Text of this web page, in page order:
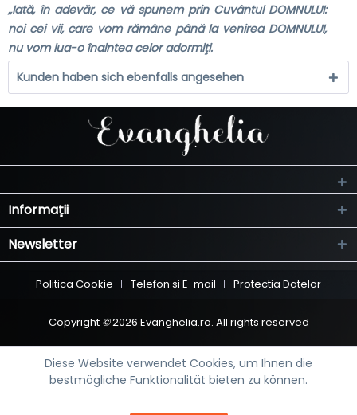
„Iată, în adevăr, ce vă spunem prin Cuvântul DOMNULUI:
noi cei vii, care vom rămâne până la venirea DOMNULUI,
nu vom lua-o înaintea celor adormiţi.
Kunden haben sich ebenfalls angesehen
Informații
Newsletter
Politica Cookie Telefon si E-mail Protectia Datelor
Copyright ©2026 Evanghelia.ro. All rights reserved
Diese Website verwendet Cookies, um Ihnen die
bestmögliche Funktionalität bieten zu können.